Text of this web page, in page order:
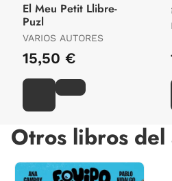
El Meu Petit Llibre-
Puzl
VARIOS AUTORES
15,50 €
Otros libros del